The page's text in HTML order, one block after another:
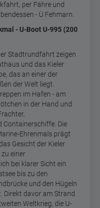
per Fähre und
- Ü Fehmarn.
- U-Boot U-995 (200
Stadtrundfahrt zeigen
und das Kieler
das an einer der
der Welt liegt.
im Hafen - am
in der Hand und
Containerschiffe. Die
Ehrenmals prägt
Gesicht der Kieler
einer
bei klarer Sicht ein
bis zu den
und den Hügeln
Direkt davor am Strand
Weltkrieg, die U-